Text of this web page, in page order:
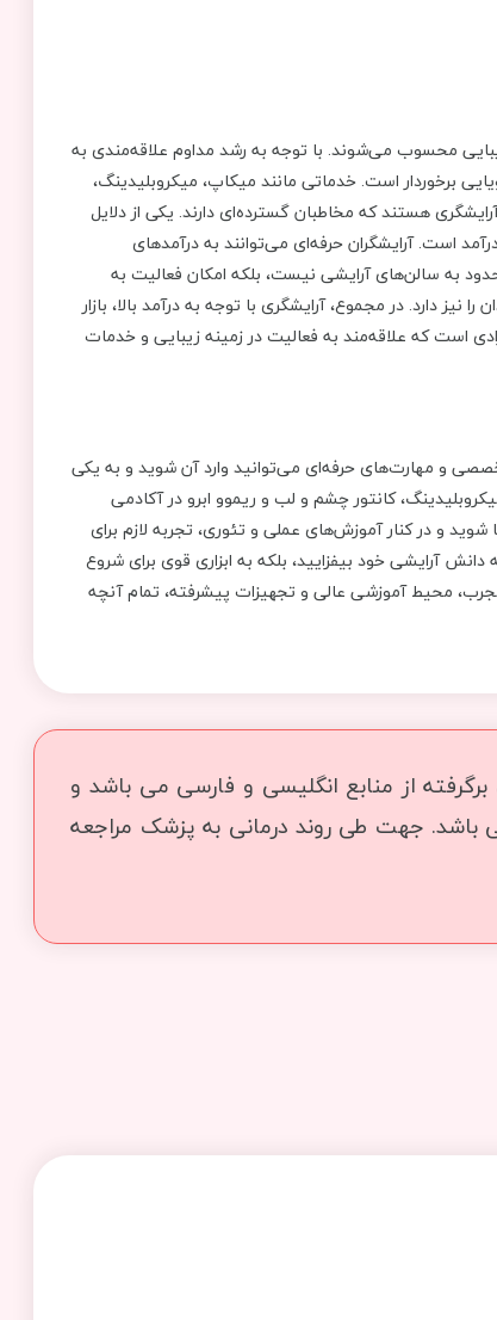
محسوب می‌شوند. با توجه به رشد مداوم علاقه‌مندی به
برخوردار است. خدماتی مانند میکاپ، میکروبلیدینگ،
هستند که مخاطبان گسترده‌ای دارند. یکی از دلایل
است. آرایشگران حرفه‌ای می‌توانند به درآمدهای
به سالن‌های آرایشی نیست، بلکه امکان فعالیت به
دارد. در مجموع، آرایشگری با توجه به درآمد بالا، بازار
است که علاقه‌مند به فعالیت در زمینه زیبایی و خدمات
و مهارت‌های حرفه‌ای می‌توانید وارد آن شوید و به یکی
کانتور چشم و لب و ریموو ابرو در آکادمی
و در کنار آموزش‌های عملی و تئوری، تجربه لازم برای
آرایشی خود بیفزایید، بلکه به ابزاری قوی برای شروع
محیط آموزشی عالی و تجهیزات پیشرفته، تمام آنچه
از منابع انگلیسی و فارسی می باشد و
باشد. جهت طی روند درمانی به پزشک مراجعه